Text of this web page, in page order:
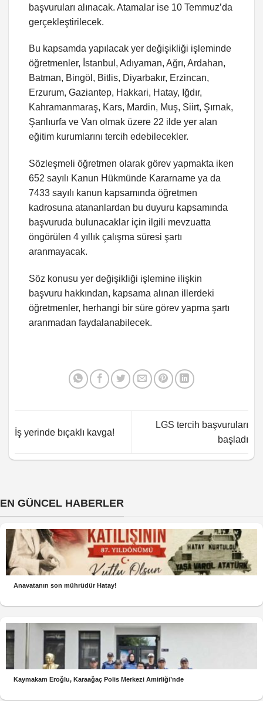
başvuruları alınacak. Atamalar ise 10 Temmuz’da
gerçekleştirilecek.
Bu kapsamda yapılacak yer değişikliği işleminde
öğretmenler, İstanbul, Adıyaman, Ağrı, Ardahan,
Batman, Bingöl, Bitlis, Diyarbakır, Erzincan,
Erzurum, Gaziantep, Hakkari, Hatay, Iğdır,
Kahramanmaraş, Kars, Mardin, Muş, Siirt, Şırnak,
Şanlıurfa ve Van olmak üzere 22 ilde yer alan
eğitim kurumlarını tercih edebilecekler.
Sözleşmeli öğretmen olarak görev yapmakta iken
652 sayılı Kanun Hükmünde Kararname ya da
7433 sayılı kanun kapsamında öğretmen
kadrosuna atananlardan bu duyuru kapsamında
başvuruda bulunacaklar için ilgili mevzuatta
öngörülen 4 yıllık çalışma süresi şartı
aranmayacak.
Söz konusu yer değişikliği işlemine ilişkin
başvuru hakkından, kapsama alınan illerdeki
öğretmenler, herhangi bir süre görev yapma şartı
aranmadan faydalanabilecek.
İş yerinde bıçaklı kavga!
LGS tercih başvuruları
başladı
EN GÜNCEL HABERLER
Anavatanın son mührüdür Hatay!
Kaymakam Eroğlu, Karaağaç Polis Merkezi Amirliği’nde